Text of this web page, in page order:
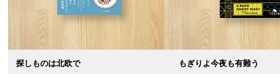
探しものは北欧で もぎりよ今夜も有難う